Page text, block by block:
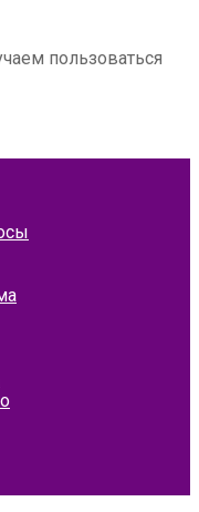
пользоваться